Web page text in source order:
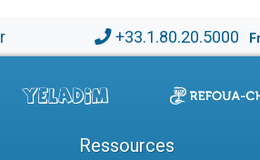
+33.1.80.20.5000
Ressources